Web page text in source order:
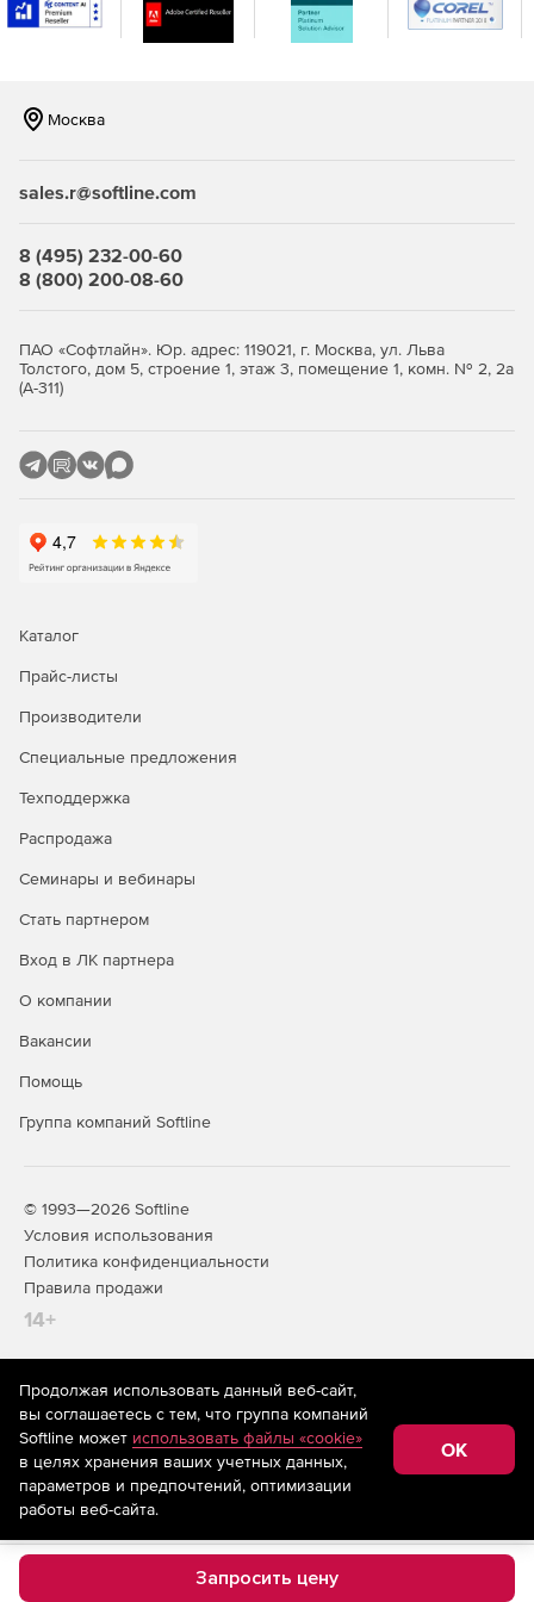
вписывается в среду, поэтому не нужно тратить время на
интеграцию.
Запросить цену
Москва
sales.r@softline.com
8 (495) 232-00-60
8 (800) 200-08-60
ПАО «Софтлайн». Юр. адрес: 119021, г. Москва, ул. Льва
Толстого, дом 5, строение 1, этаж 3, помещение 1, комн. № 2, 2а
(А-311)
Каталог
Прайс-листы
Производители
Специальные предложения
Техподдержка
Распродажа
Семинары и вебинары
Стать партнером
Вход в ЛК партнера
О компании
Вакансии
Помощь
Группа компаний Softline
© 1993—2026 Softline
Условия использования
Политика конфиденциальности
Правила продажи
14+
На информационном ресурсе store.softline.ru применяются
рекомендательные технологии(информационные технологии
предоставления информации на основе сбора,
систематизации и анализа сведений, относящихся к
предпочтениям пользователей сети «Интернет»,
находящихся на территории Российской Федерации)
Продолжая использовать данный веб-сайт,
вы соглашаетесь с тем, что группа компаний
Softline может использовать файлы «cookie»
в целях хранения ваших учетных данных,
параметров и предпочтений, оптимизации
работы веб-сайта.
OK